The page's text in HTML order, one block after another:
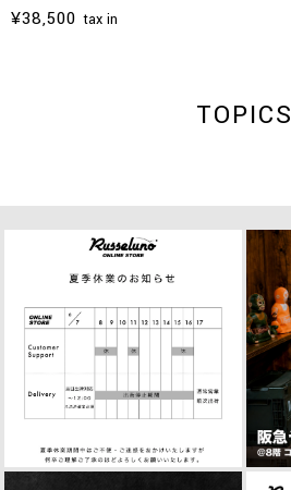
¥38,500 tax in
TOPICS